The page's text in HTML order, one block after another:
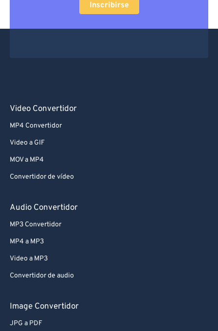
Inscribirse
Video Convertidor
MP4 Convertidor
Video a GIF
MOV a MP4
Convertidor de vídeo
Audio Convertidor
MP3 Convertidor
MP4 a MP3
Video a MP3
Convertidor de audio
Image Convertidor
JPG a PDF